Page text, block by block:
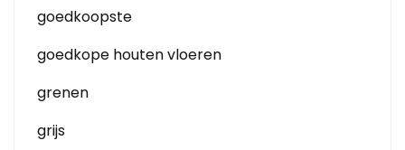
goedkoopste
goedkope houten vloeren
grenen
grijs